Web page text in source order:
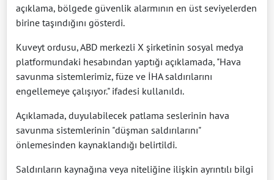
açıklama, bölgede güvenlik alarmının en üst seviyelerden
birine taşındığını gösterdi.
Kuveyt ordusu, ABD merkezli X şirketinin sosyal medya
platformundaki hesabından yaptığı açıklamada, "Hava
savunma sistemlerimiz, füze ve İHA saldırılarını
engellemeye çalışıyor." ifadesi kullanıldı.
Açıklamada, duyulabilecek patlama seslerinin hava
savunma sistemlerinin "düşman saldırılarını"
önlemesinden kaynaklandığı belirtildi.
Saldırıların kaynağına veya niteliğine ilişkin ayrıntılı bilgi